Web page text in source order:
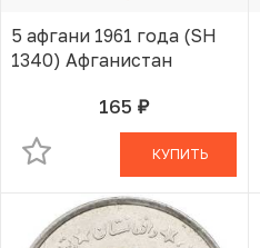
5 афгани 1961 года (SH
1340) Афганистан
165 руб.В КОРЗИНЕ
КУПИТЬ